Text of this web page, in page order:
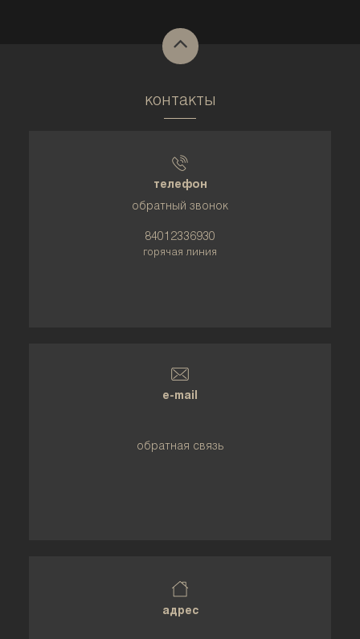
контакты
телефон
обратный звонок
84012336930
горячая линия
e-mail
обратная связь
адрес